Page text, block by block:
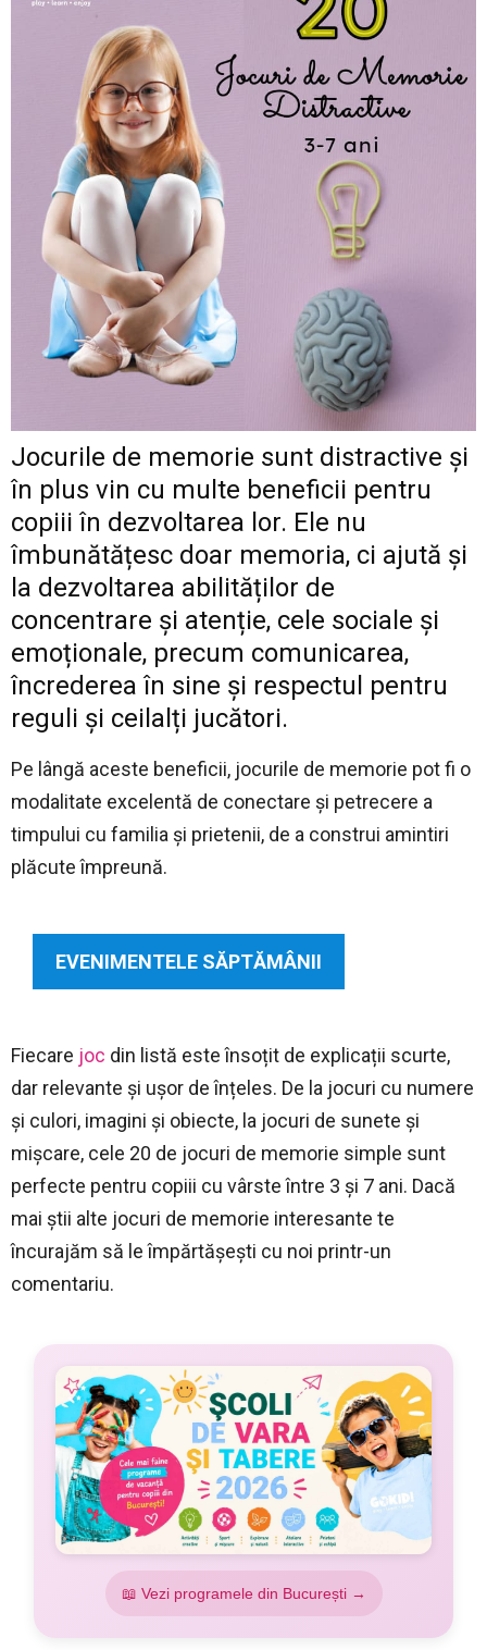
Jocurile de memorie sunt distractive și
în plus vin cu multe beneficii pentru
copiii în dezvoltarea lor. Ele nu
îmbunătățesc doar memoria, ci ajută și
la dezvoltarea abilităților de
concentrare și atenție, cele sociale și
emoționale, precum comunicarea,
încrederea în sine și respectul pentru
reguli și ceilalți jucători.
Pe lângă aceste beneficii, jocurile de memorie pot fi o
modalitate excelentă de conectare și petrecere a
timpului cu familia și prietenii, de a construi amintiri
plăcute împreună.
EVENIMENTELE SĂPTĂMÂNII
Fiecare joc din listă este însoțit de explicații scurte,
dar relevante și ușor de înțeles. De la jocuri cu numere
și culori, imagini și obiecte, la jocuri de sunete și
mișcare, cele 20 de jocuri de memorie simple sunt
perfecte pentru copiii cu vârste între 3 și 7 ani. Dacă
mai știi alte jocuri de memorie interesante te
încurajăm să le împărtășești cu noi printr-un
comentariu.
📖 Vezi programele din București →